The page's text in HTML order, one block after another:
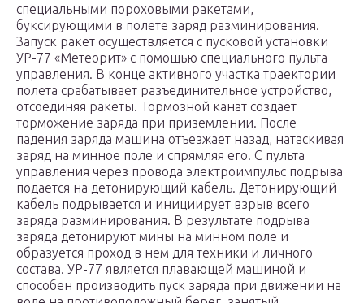
специальными пороховыми ракетами,
буксирующими в полете заряд разминирования.
Запуск ракет осуществляется с пусковой установки
УР-77 «Метеорит» с помощью специального пульта
управления. В конце активного участка траектории
полета срабатывает разъединительное устройство,
отсоединяя ракеты. Тормозной канат создает
торможение заряда при приземлении. После
падения заряда машина отъезжает назад, натаскивая
заряд на минное поле и спрямляя его. С пульта
управления через провода электроимпульс подрыва
подается на детонирующий кабель. Детонирующий
кабель подрывается и инициирует взрыв всего
заряда разминирования. В результате подрыва
заряда детонируют мины на минном поле и
образуется проход в нем для техники и личного
состава. УР-77 является плавающей машиной и
способен производить пуск заряда при движении на